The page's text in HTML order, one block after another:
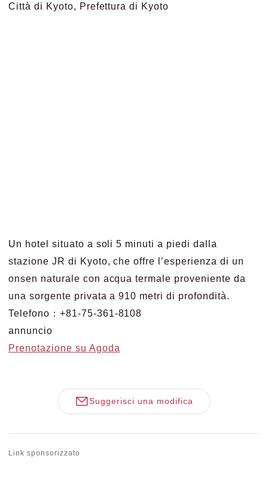
Città di Kyoto, Prefettura di Kyoto
Un hotel situato a soli 5 minuti a piedi dalla
stazione JR di Kyoto, che offre l’esperienza di un
onsen naturale con acqua termale proveniente da
una sorgente privata a 910 metri di profondità.
Telefono：+81-75-361-8108
annuncio
Prenotazione su Agoda
Suggerisci una modifica
Link sponsorizzato